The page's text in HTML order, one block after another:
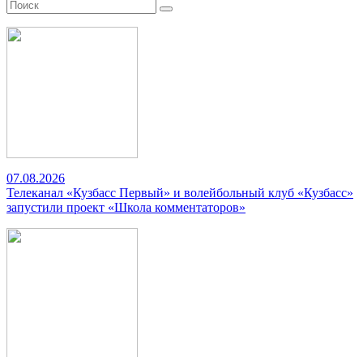
07.08.2026
Телеканал «Кузбасс Первый» и волейбольный клуб «Кузбасс»
запустили проект «Школа комментаторов»